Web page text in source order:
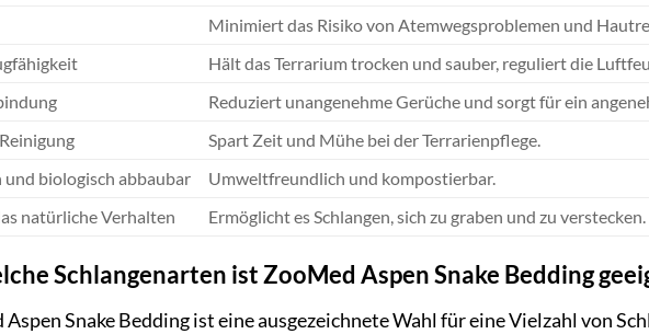
Minimiert das Risiko von Atemwegsproblemen und
Hält das Terrarium trocken und sauber, reguliert die
Reduziert unangenehme Gerüche und sorgt für ein
Spart Zeit und Mühe bei der Terrarienpflege.
biologisch abbaubar
Umweltfreundlich und kompostierbar.
natürliche Verhalten
Ermöglicht es Schlangen, sich zu graben und zu verstecken.
Schlangenarten ist ZooMed Aspen Snake Bedding
Snake Bedding ist eine ausgezeichnete Wahl für eine Vielzahl von